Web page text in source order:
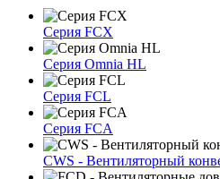
Серия FCX
Серия Omnia HL
Серия FCL
Серия FCA
CWS - Вентиляторный